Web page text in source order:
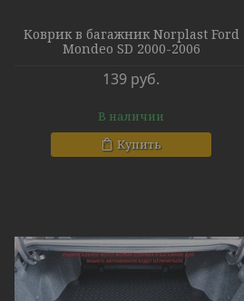
Коврик в багажник Norplast Ford
Mondeo SD 2000-2006
139 руб.
В наличии
Купить